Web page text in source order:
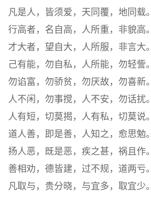
凡是人，皆须爱，天同覆，地同载。
行高者，名自高，人所重，非貌高。
才大者，望自大，人所服，非言大。
己有能，勿自私，人所能，勿轻訾。
勿谄富，勿骄贫，勿厌故，勿喜新。
人不闲，勿事搅，人不安，勿话扰。
人有短，切莫揭，人有私，切莫说。
道人善，即是善，人知之，愈思勉。
扬人恶，既是恶，疾之甚，祸且作。
善相劝，德皆建，过不规，道两亏。
凡取与，贵分晓，与宜多，取宜少。